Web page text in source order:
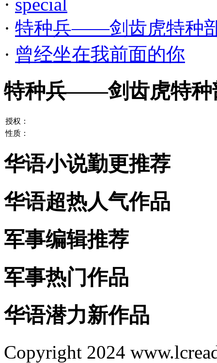
· special
· 特种兵——剑齿虎特种
· 曾经坐在我前面的你
特种兵——剑齿虎特
授权：
性质：
华语小说勤更推荐
华语超热人气作品
军事编辑推荐
军事热门作品
华语潜力新作品
Copyright 2024